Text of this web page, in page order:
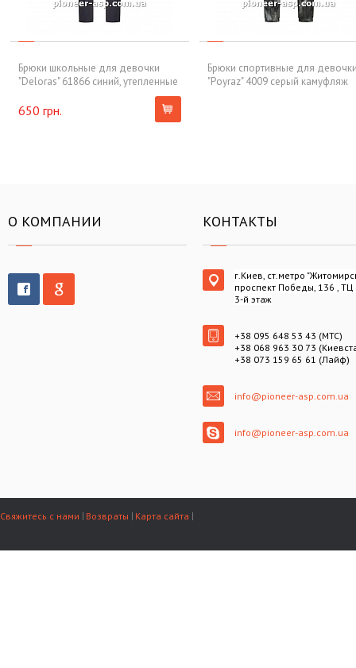
Брюки школьные для девочки
"Deloras" 61866 синий, утепленные
650 грн.
Брюки спортивные для
"Poyraz" 4009 серый камуфляж
О КОМПАНИИ КОНТАКТЫ
г.Киев, ст.метро
проспект Победы, 136 , ТЦ
3-й этаж
+38 095 648 53 43 (МТС)
+38 068 963 30 73
+38 073 159 65 61 (Лайф)
info@pioneer-asp.com.ua
info@pioneer-asp.com.ua
Свяжитесь с нами Возвраты Карта сайта